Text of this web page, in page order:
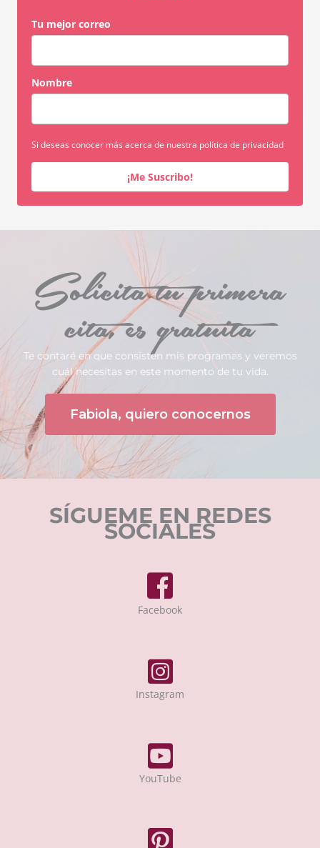
Tu mejor correo
Nombre
Si deseas conocer más acerca de nuestra política de privacidad
¡Me Suscribo!
Solicita tu primera
cita, es gratuita
Te contaré en que consisten mis programas y veremos
cuál necesitas en este momento de tu vida.
Fabiola, quiero conocernos
SÍGUEME EN REDES
SOCIALES
Facebook
Instagram
YouTube